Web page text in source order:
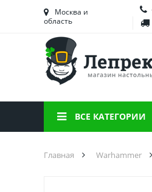
Башкортостан
Брянская область
Вологодская область
Воронежская область
Иркутская область
Москва и
область
ВСЕ КАТЕГОРИИ
Главная Warhammer